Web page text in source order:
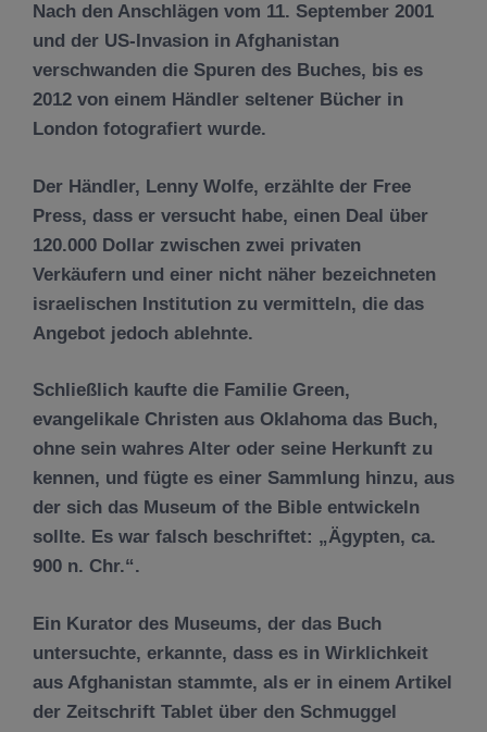
Nach den Anschlägen vom 11. September 2001
und der US-Invasion in Afghanistan
verschwanden die Spuren des Buches, bis es
2012 von einem Händler seltener Bücher in
London fotografiert wurde.
Der Händler, Lenny Wolfe, erzählte der Free
Press, dass er versucht habe, einen Deal über
120.000 Dollar zwischen zwei privaten
Verkäufern und einer nicht näher bezeichneten
israelischen Institution zu vermitteln, die das
Angebot jedoch ablehnte.
Schließlich kaufte die Familie Green,
evangelikale Christen aus Oklahoma das Buch,
ohne sein wahres Alter oder seine Herkunft zu
kennen, und fügte es einer Sammlung hinzu, aus
der sich das Museum of the Bible entwickeln
sollte. Es war falsch beschriftet: „Ägypten, ca.
900 n. Chr.“.
Ein Kurator des Museums, der das Buch
untersuchte, erkannte, dass es in Wirklichkeit
aus Afghanistan stammte, als er in einem Artikel
der Zeitschrift Tablet über den Schmuggel